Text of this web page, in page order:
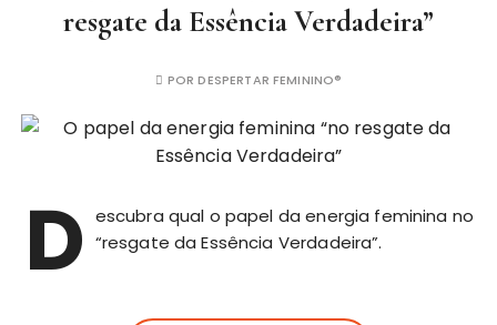
resgate da Essência Verdadeira”
PORDESPERTAR FEMININO®
D escubra qual o papel da energia feminina no
“resgate da Essência Verdadeira”.